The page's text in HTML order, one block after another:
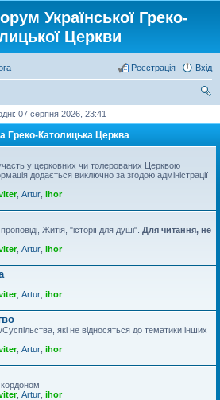
Української Греко-
Церкви
Вхід
Реєстрація
07 серпня 2026, 23:41
Греко-Католицька Церква
у церковних чи толерованих Церквою
додається виключно за згодою адміністрації
, Artur ihor
Житія, "історії для душі". Для читання, не
, Artur ihor
, Artur ihor
які не відносяться до тематики інших
, Artur ihor
, Artur ihor